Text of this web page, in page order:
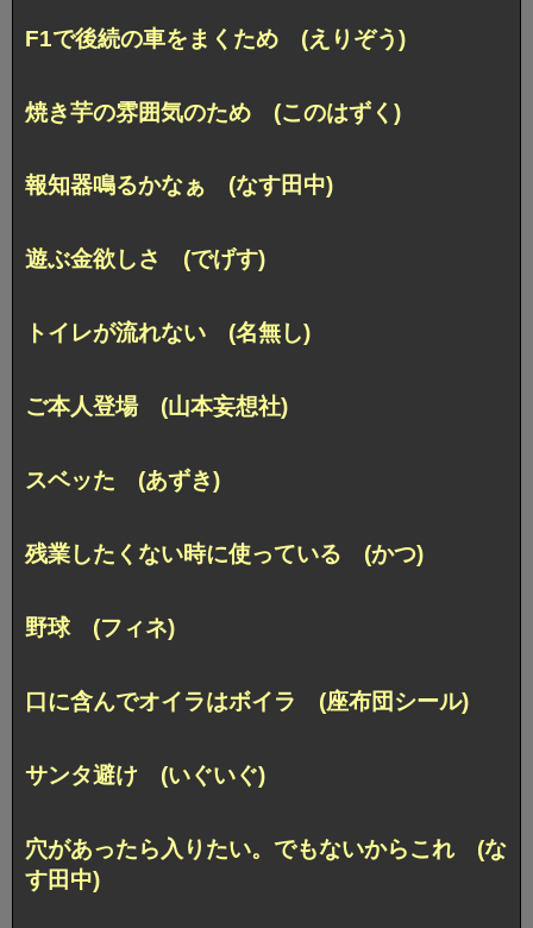
F1で後続の車をまくため (えりぞう)
焼き芋の雰囲気のため (このはずく)
報知器鳴るかなぁ (なす田中)
遊ぶ金欲しさ (でげす)
トイレが流れない (名無し)
ご本人登場 (山本妄想社)
スベッた (あずき)
残業したくない時に使っている (かつ)
野球 (フィネ)
口に含んでオイラはボイラ (座布団シール)
サンタ避け (いぐいぐ)
穴があったら入りたい。でもないからこれ (な
す田中)